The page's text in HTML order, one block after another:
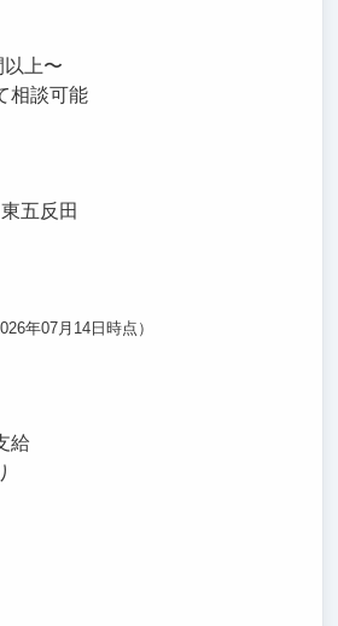
上〜
相談可能
五反田
年07月14日時点）
給